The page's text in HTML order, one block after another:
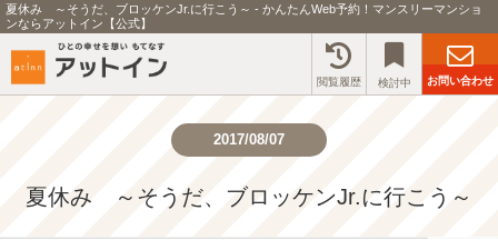
夏休み ～そうだ、ブロッケンJr.に行こう～ - かんたんWeb予約！マンスリーマンショ
ンならアットイン【公式】
閲覧履歴 検討中 お問い合わせ
2017/08/07
夏休み ～そうだ、ブロッケンJr.に行こう～